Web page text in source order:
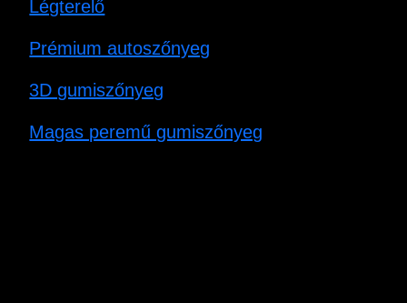
Légterelő
Prémium autoszőnyeg
3D gumiszőnyeg
Magas peremű gumiszőnyeg